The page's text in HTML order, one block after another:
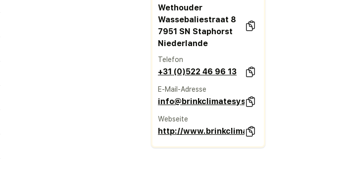
Wethouder
Wassebaliestraat 8
7951 SN Staphorst
Niederlande
Telefon
+31 (0)522 46 96 13
E-Mail-Adresse
info@brinkclimatesystems.nl
Webseite
http://www.brinkclimatesystems.nl